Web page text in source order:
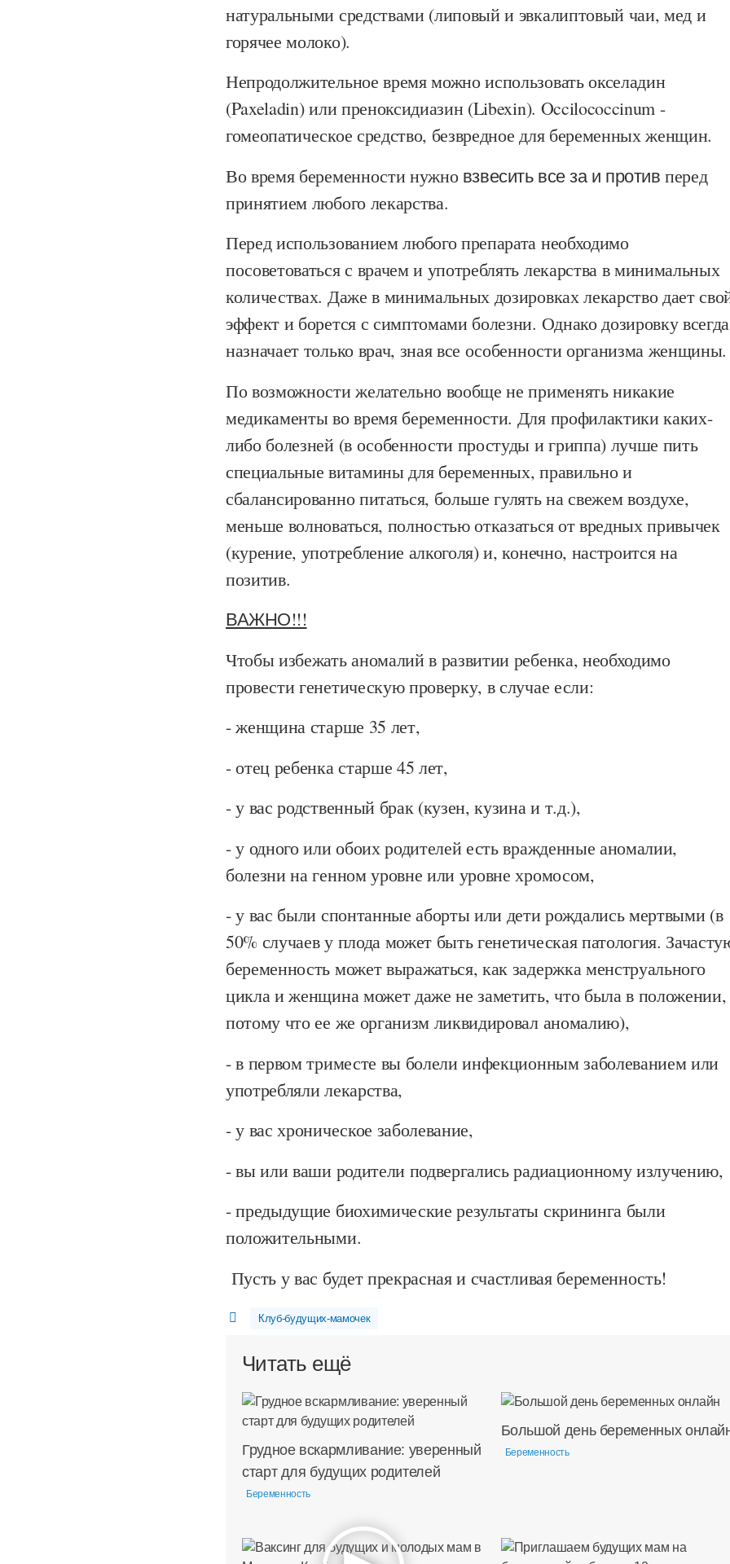
натуральными средствами (липовый и эвкалиптовый чаи, мед и
горячее молоко).
Непродолжительное время можно использовать окселадин
(Paxeladin) или преноксидиазин (Libexin). Occilococcinum -
гомеопатическое средство, безвредное для беременных женщин.
Во время беременности нужновзвесить все за и против перед
принятием любого лекарства.
Перед использованием любого препарата необходимо
посоветоваться с врачем и употреблять лекарства в минимальных
количествах. Даже в минимальных дозировках лекарство дает
эффект и борется с симптомами болезни. Однако дозировку всегда
назначает только врач, зная все особенности организма женщины.
По возможности желательно вообще не применять никакие
медикаменты во время беременности. Для профилактики каких-
либо болезней (в особенности простуды и гриппа) лучше пить
специальные витамины для беременных, правильно и
сбалансированно питаться, больше гулять на свежем воздухе,
меньше волноваться, полностью отказаться от вредных привычек
(курение, употребление алкоголя) и, конечно, настроится на
позитив.
ВАЖНО!!!
Чтобы избежать аномалий в развитии ребенка, необходимо
провести генетическую проверку, в случае если:
- женщина старше 35 лет,
- отец ребенка старше 45 лет,
- у вас родственный брак (кузен, кузина и т.д.),
- у одного или обоих родителей есть вражденные аномалии,
болезни на генном уровне или уровне хромосом,
- у вас были спонтанные аборты или дети рождались мертвыми (в
50% случаев у плода может быть генетическая патология.
беременность может выражаться, как задержка менструального
цикла и женщина может даже не заметить, что была в положении,
потому что ее же организм ликвидировал аномалию),
- в первом триместе вы болели инфекционным заболеванием или
употребляли лекарства,
- у вас хроническое заболевание,
- вы или ваши родители подвергались радиационному излучению,
- предыдущие биохимические результаты скрининга были
положительными.
Пусть у вас будет прекрасная и счастливая беременность!
Клуб-будущих-мамочек
Читать ещё
Грудное вскармливание: уверенный
старт для будущих родителей
Беременность
Большой день беременных
Беременность